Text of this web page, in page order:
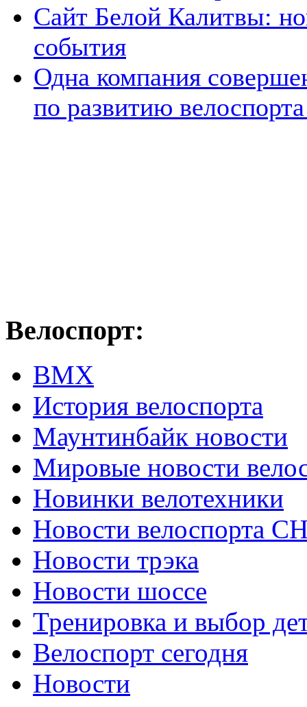
Сайт Белой Калитвы:
события
Одна компания
по развитию
Велоспорт:
ВМХ
История велоспорта
Маунтинбайк новости
Мировые новости
Новинки велотехники
Новости велоспорта
Новости трэка
Новости шоссе
Тренировка и выбор
Велоспорт сегодня
Новости